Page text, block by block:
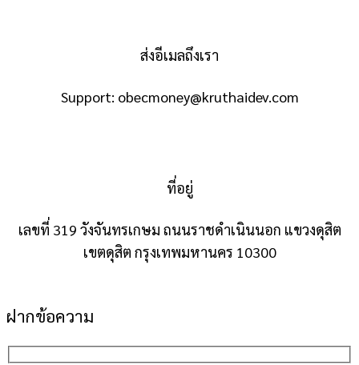
ส่งอีเมลถึงเรา
Support: obecmoney@kruthaidev.com
ที่อยู่
เลขที่ 319 วังจันทรเกษม ถนนราชดำเนินนอก แขวงดุสิต
เขตดุสิต กรุงเทพมหานคร 10300
ฝากข้อความ